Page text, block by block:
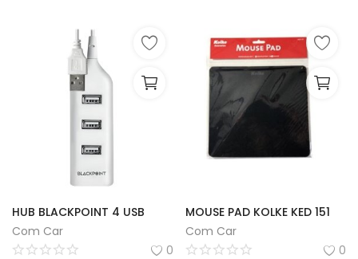
SMARTWATCH
ILUMINACIÓN
SOPORTES
CÁMARAS
HUB BLACKPOINT 4 USB
Com Car
0
MOUSE PAD KOLKE KED 151
Com Car
0